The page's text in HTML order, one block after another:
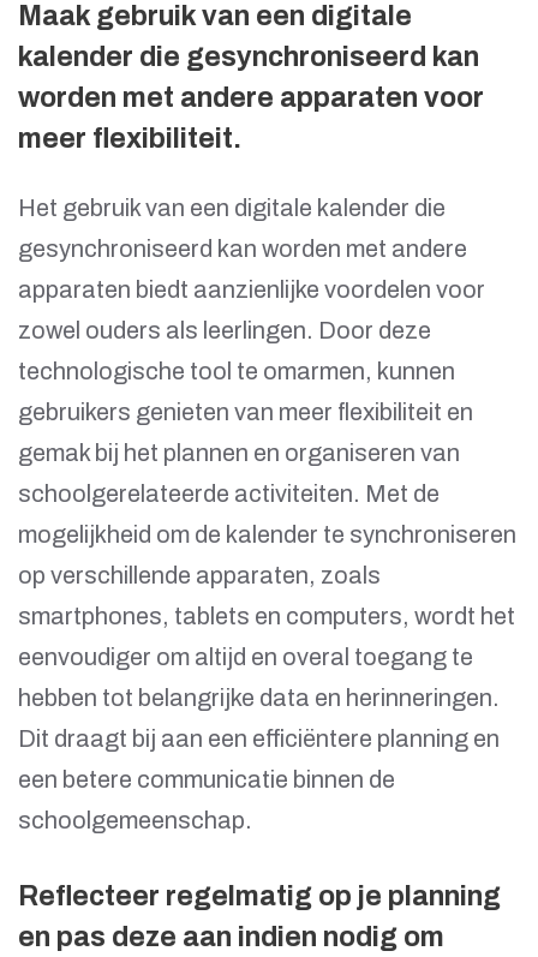
Maak gebruik van een digitale
kalender die gesynchroniseerd kan
worden met andere apparaten voor
meer flexibiliteit.
Het gebruik van een digitale kalender die
gesynchroniseerd kan worden met andere
apparaten biedt aanzienlijke voordelen voor
zowel ouders als leerlingen. Door deze
technologische tool te omarmen, kunnen
gebruikers genieten van meer flexibiliteit en
gemak bij het plannen en organiseren van
schoolgerelateerde activiteiten. Met de
mogelijkheid om de kalender te synchroniseren
op verschillende apparaten, zoals
smartphones, tablets en computers, wordt het
eenvoudiger om altijd en overal toegang te
hebben tot belangrijke data en herinneringen.
Dit draagt bij aan een efficiëntere planning en
een betere communicatie binnen de
schoolgemeenschap.
Reflecteer regelmatig op je planning
en pas deze aan indien nodig om